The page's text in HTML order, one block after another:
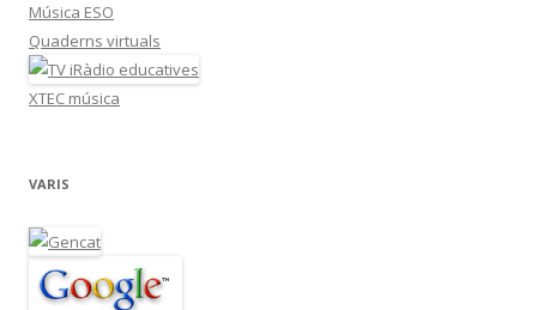
Música ESO
Quaderns virtuals
XTEC música
VARIS